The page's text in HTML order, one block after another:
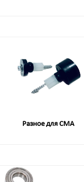
Разное для СМА